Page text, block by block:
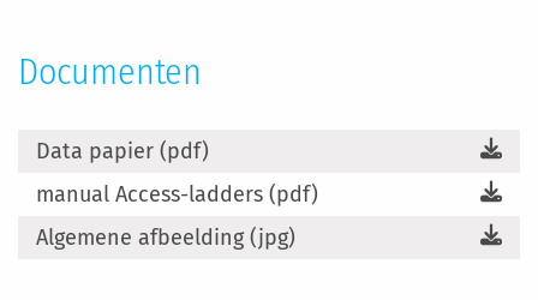
Documenten
Data papier (pdf)
manual Access-ladders (pdf)
Algemene afbeelding (jpg)